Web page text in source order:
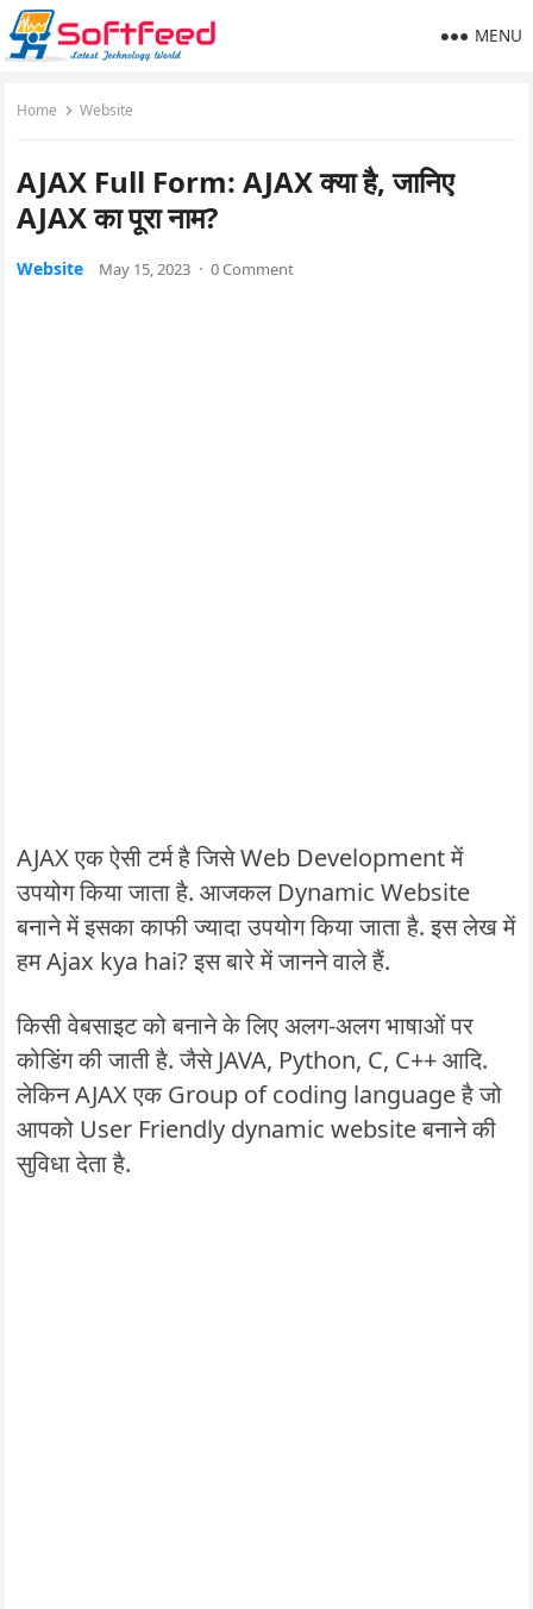
MENU
Home Website
AJAX Full Form: AJAX क्या है, जानिए
AJAX का पूरा नाम?
Website May 15, 2023 · 0 Comment
AJAX एक ऐसी टर्म है जिसे Web Development में
उपयोग किया जाता है. आजकल Dynamic Website
बनाने में इसका काफी ज्यादा उपयोग किया जाता है. इस लेख में
हम Ajax kya hai? इस बारे में जानने वाले हैं.
किसी वेबसाइट को बनाने के लिए अलग-अलग भाषाओं पर
कोडिंग की जाती है. जैसे JAVA, Python, C, C++ आदि.
लेकिन AJAX एक Group of coding language है जो
आपको User Friendly dynamic website बनाने की
सुविधा देता है.